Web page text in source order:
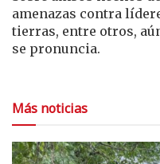
amenazas contra
tierras, entre otros,
se pronuncia.
Más noticias